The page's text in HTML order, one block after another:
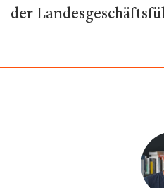
der